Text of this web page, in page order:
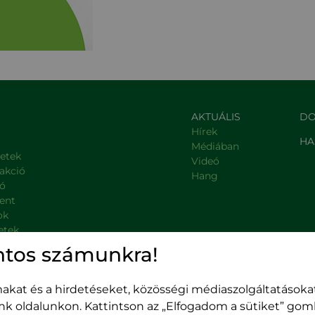
kormányzati intézmények
AKTUÁLIS
Hírek
Médiában
Videó
Hang
számunkra!
és a hirdetéseket, közösségi
oldalunkon. Kattintson az „Elfogadom a sütiket”